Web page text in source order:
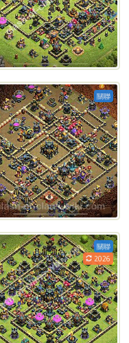
關聯
關聯
2026